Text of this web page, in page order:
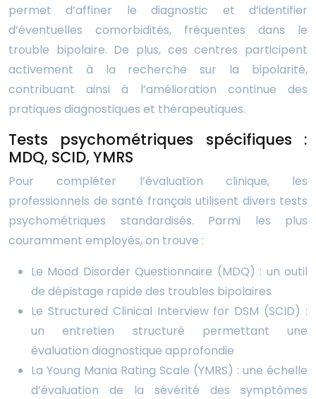
permet d’affiner le diagnostic et d’identifier
d’éventuelles comorbidités, fréquentes dans le
trouble bipolaire. De plus, ces centres participent
activement à la recherche sur la bipolarité,
contribuant ainsi à l’amélioration continue des
pratiques diagnostiques et thérapeutiques.
Tests psychométriques spécifiques :
MDQ, SCID, YMRS
Pour compléter l’évaluation clinique, les
professionnels de santé français utilisent divers tests
psychométriques standardisés. Parmi les plus
couramment employés, on trouve :
Le Mood Disorder Questionnaire (MDQ) : un outil
de dépistage rapide des troubles bipolaires
Le Structured Clinical Interview for DSM (SCID) :
un entretien structuré permettant une
évaluation diagnostique approfondie
La Young Mania Rating Scale (YMRS) : une échelle
d’évaluation de la sévérité des symptômes